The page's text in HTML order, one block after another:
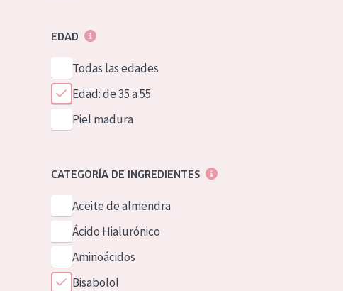
EDAD
Todas las edades
Edad: de 35 a 55
Piel madura
CATEGORÍA DE INGREDIENTES
Aceite de almendra
Ácido Hialurónico
Aminoácidos
Bisabolol